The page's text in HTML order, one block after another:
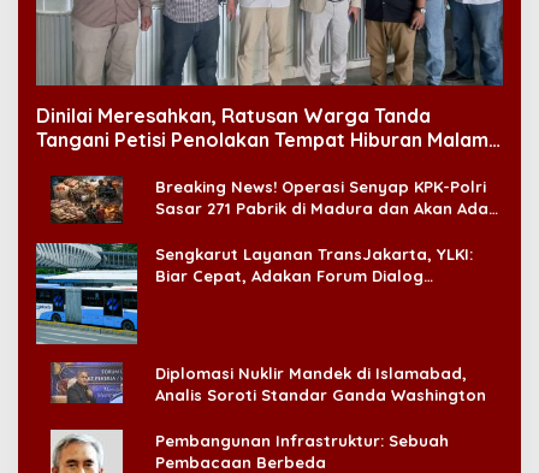
Dinilai Meresahkan, Ratusan Warga Tanda
Tangani Petisi Penolakan Tempat Hiburan Malam
Breaking News! Operasi Senyap KPK-Polri
Sasar 271 Pabrik di Madura dan Akan Ada
Sengkarut Layanan TransJakarta, YLKI:
Biar Cepat, Adakan Forum Dialog
Diplomasi Nuklir Mandek di Islamabad,
Analis Soroti Standar Ganda Washington
Pembangunan Infrastruktur: Sebuah
Pembacaan Berbeda